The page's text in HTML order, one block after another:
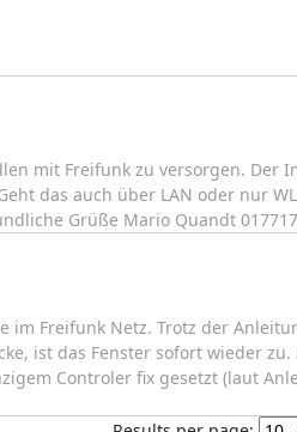
mit Freifunk zu versorgen. Der
das auch über LAN oder nur
Grüße Mario Quandt
Freifunk Netz. Trotz der
ist das Fenster sofort wieder
Controler fix gesetzt (laut